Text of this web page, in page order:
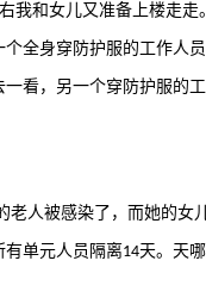
我和女儿又准备上楼走
全身穿防护服的工作人
看，另一个穿防护服的
老人被感染了，而她的女
单元人员隔离14天。天